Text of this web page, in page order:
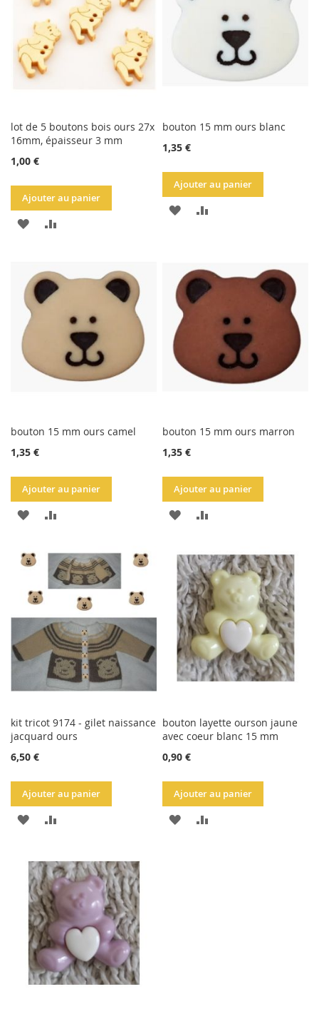
D'ACHATS
D'ACHATS
lot de 5 boutons bois ours 27x
16mm, épaisseur 3 mm
1,00 €
Ajouter au panier
AJOUTER
LA
LISTE
D'ACHATS
COMPARATEUR
bouton 15 mm ours blanc
1,35 €
Ajouter au panier
AJOUTER
LISTE
D'ACHATS
bouton 15 mm ours camel
1,35 €
Ajouter au panier
AJOUTER
LA
LISTE
D'ACHATS
COMPARATEUR
bouton 15 mm ours marron
1,35 €
Ajouter au panier
AJOUTER
LA
LISTE
D'ACHATS
COMPARATEUR
kit tricot 9174 - gilet naissance
jacquard ours
6,50 €
Ajouter au panier
AJOUTER
LA
LISTE
D'ACHATS
COMPARATEUR
bouton layette ourson jaune
avec coeur blanc 15 mm
0,90 €
Ajouter au panier
AJOUTER